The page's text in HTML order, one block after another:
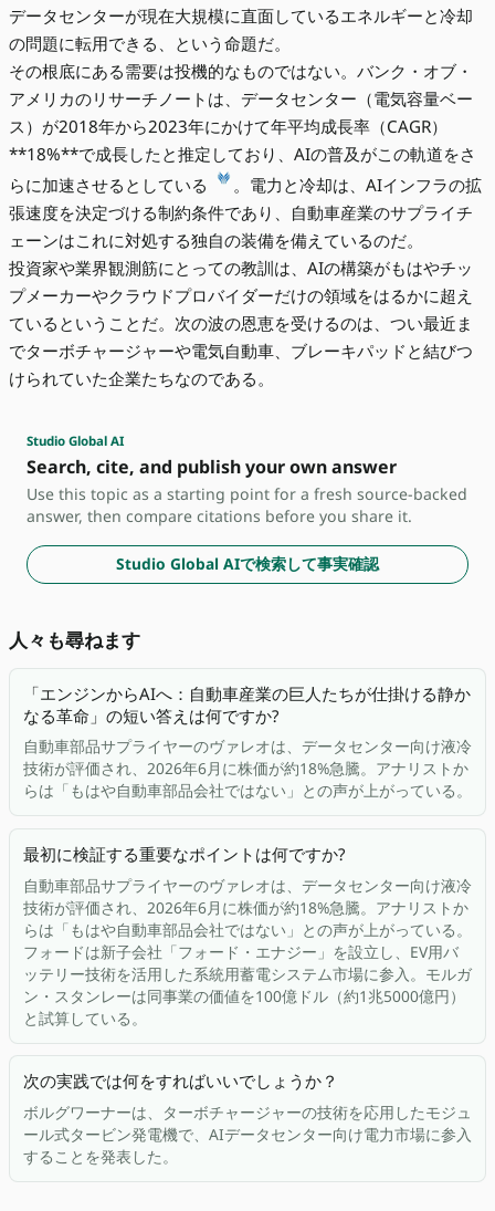
データセンターが現在大規模に直面しているエネルギーと冷却
の問題に転用できる、という命題だ。
その根底にある需要は投機的なものではない。バンク・オブ・
アメリカのリサーチノートは、データセンター（電気容量ベー
ス）が2018年から2023年にかけて年平均成長率（CAGR）
**18%**で成長したと推定しており、AIの普及がこの軌道をさ
らに加速させるとしている
。電力と冷却は、AIインフラの拡
張速度を決定づける制約条件であり、自動車産業のサプライチ
ェーンはこれに対処する独自の装備を備えているのだ。
投資家や業界観測筋にとっての教訓は、AIの構築がもはやチッ
プメーカーやクラウドプロバイダーだけの領域をはるかに超え
ているということだ。次の波の恩恵を受けるのは、つい最近ま
でターボチャージャーや電気自動車、ブレーキパッドと結びつ
けられていた企業たちなのである。
Studio Global AI
Search, cite, and publish your own answer
Use this topic as a starting point for a fresh source-backed
answer, then compare citations before you share it.
Studio Global AIで検索して事実確認
人々も尋ねます
「エンジンからAIへ：自動車産業の巨人たちが仕掛ける静か
なる革命」の短い答えは何ですか?
自動車部品サプライヤーのヴァレオは、データセンター向け液冷
技術が評価され、2026年6月に株価が約18%急騰。アナリストか
らは「もはや自動車部品会社ではない」との声が上がっている。
最初に検証する重要なポイントは何ですか?
自動車部品サプライヤーのヴァレオは、データセンター向け液冷
技術が評価され、2026年6月に株価が約18%急騰。アナリストか
らは「もはや自動車部品会社ではない」との声が上がっている。
フォードは新子会社「フォード・エナジー」を設立し、EV用バ
ッテリー技術を活用した系統用蓄電システム市場に参入。モルガ
ン・スタンレーは同事業の価値を100億ドル（約1兆5000億円）
と試算している。
次の実践では何をすればいいでしょうか？
ボルグワーナーは、ターボチャージャーの技術を応用したモジュ
ール式タービン発電機で、AIデータセンター向け電力市場に参入
することを発表した。